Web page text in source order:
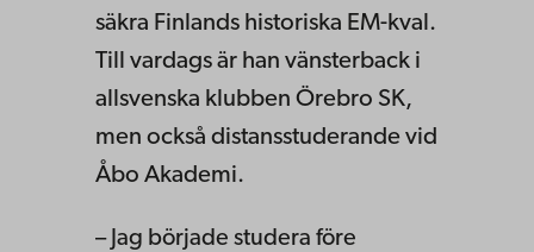
säkra Finlands historiska EM-kval.
Till vardags är han vänsterback i
allsvenska klubben Örebro SK,
men också distansstuderande vid
Åbo Akademi.
– Jag började studera före